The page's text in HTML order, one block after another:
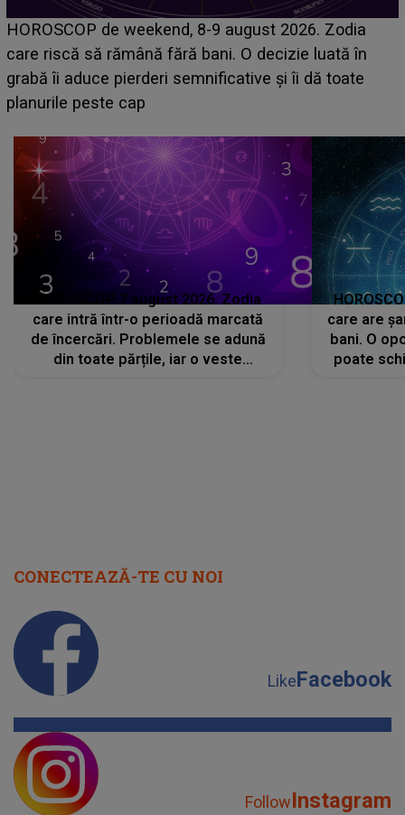
Emanuel a ținut ACEST DETALIU ASCUNS până
acum! În fața Alexandrei, concurentul din Casa Iubirii
face o MĂRTURISIRE NEAȘTEPTATĂ despre mama
sa: "I-am spus și ei în față, eu nu te iubesc pentru
HOROSCOP 7 august 2026. Zodia
care intră într-o perioadă marcată
de încercări. Problemele se adună
din toate părțile, iar o veste
care are
bani. O
poate
CONECTEAZĂ-TE CU NOI
LikeFacebook
FollowInstagram